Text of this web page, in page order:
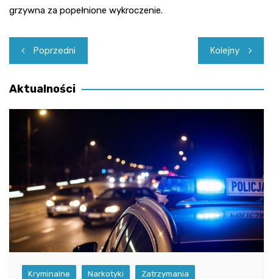
grzywna za popełnione wykroczenie.
Nawigacja
wpisu
Poprzedni Kolejny
Aktualności
Kryminalne Narkotyki Zatrzymania